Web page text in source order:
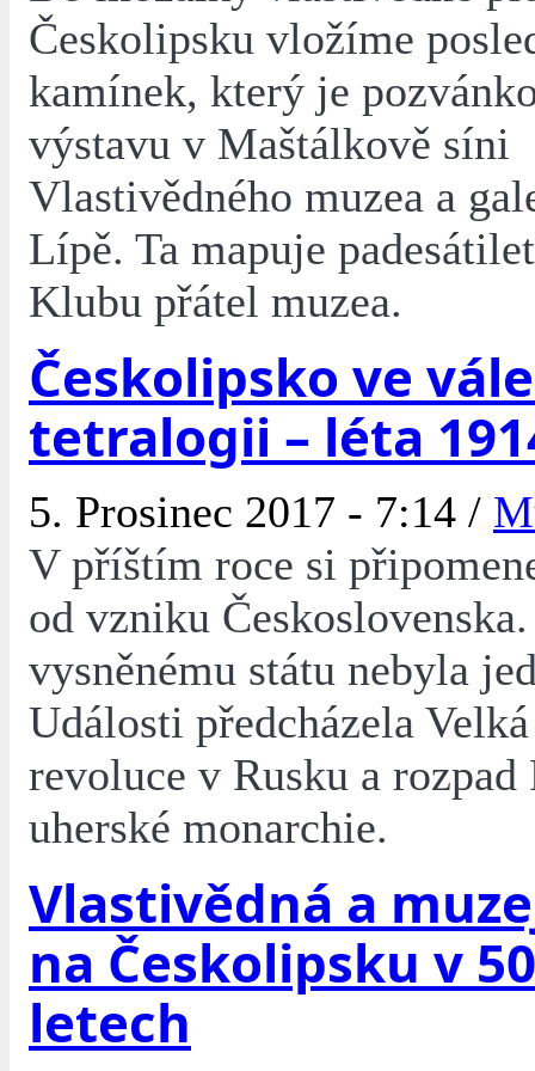
Českolipsku vložíme
kamínek, který je
výstavu v Maštálkově síni
Vlastivědného muzea a
Lípě. Ta mapuje
Klubu přátel muzea.
Českolipsko ve
tetralogii – léta
5. Prosinec 2017 - 7:14 /
V příštím roce si
od vzniku
vysněnému státu nebyla
Události předcházela
revoluce v Rusku a rozpad
uherské monarchie.
Vlastivědná a
na Českolipsku v
letech